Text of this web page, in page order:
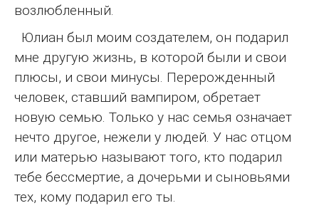
возлюбленный.
Юлиан был моим создателем, он подарил
мне другую жизнь, в которой были и свои
плюсы, и свои минусы. Перерожденный
человек, ставший вампиром, обретает
новую семью. Только у нас семья означает
нечто другое, нежели у людей. У нас отцом
или матерью называют того, кто подарил
тебе бессмертие, а дочерьми и сыновьями
тех, кому подарил его ты.